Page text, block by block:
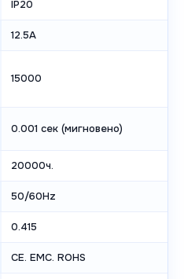
IP20
12.5A
15000
0.001 сек (мигновено)
20000ч.
50/60Hz
0.415
CE. EMC. ROHS